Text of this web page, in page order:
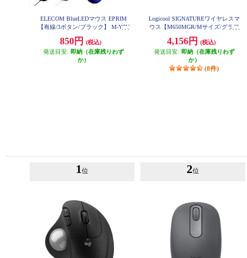
ELECOM BlueLEDマウス EPRIM
【有線/3ボタン/ブラック】 M-Y8U
850円
(税込)
発送目安: 即納（在庫残りわず
か）
Logicool SIGNATUREワイヤレスマ
ウス【M650MGR/Mサイズ/グラフ
4,156円
(税込)
発送目安: 即納（在庫残りわず
か）
(8件)
1 位 2位